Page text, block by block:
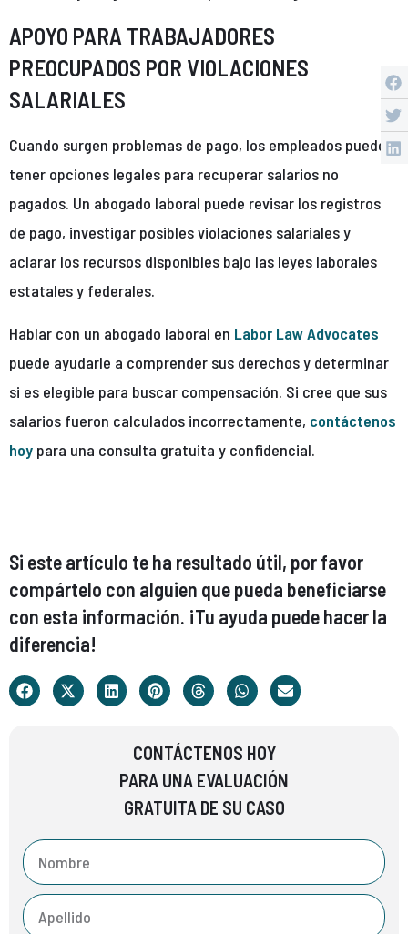
APOYO PARA TRABAJADORES
PREOCUPADOS POR VIOLACIONES
SALARIALES
Cuando surgen problemas de pago, los empleados pueden
tener opciones legales para recuperar salarios no
pagados. Un abogado laboral puede revisar los registros
de pago, investigar posibles violaciones salariales y
aclarar los recursos disponibles bajo las leyes laborales
estatales y federales.
Hablar con un abogado laboral en Labor Law Advocates
puede ayudarle a comprender sus derechos y determinar
si es elegible para buscar compensación. Si cree que sus
salarios fueron calculados incorrectamente, contáctenos
hoy para una consulta gratuita y confidencial.
Si este artículo te ha resultado útil, por favor
compártelo con alguien que pueda beneficiarse
con esta información. ¡Tu ayuda puede hacer la
diferencia!
CONTÁCTENOS HOY
PARA UNA EVALUACIÓN
GRATUITA DE SU CASO